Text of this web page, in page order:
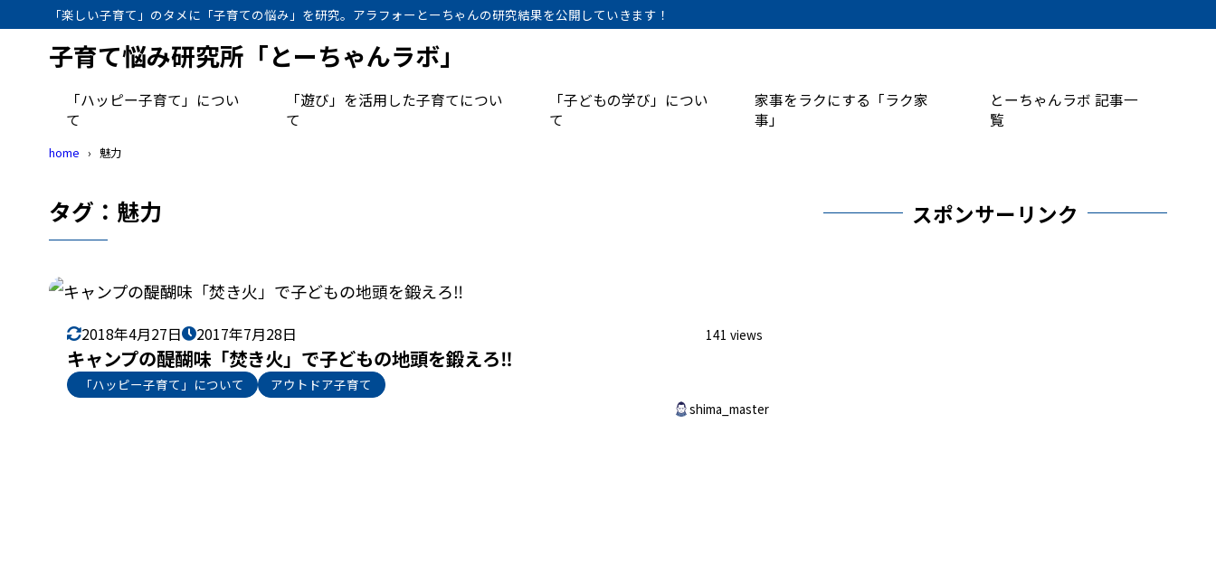
「楽しい子育て」のタメに「子育ての悩み」を研究。アラフォーとーちゃんの研究結果を公開していきます！
子育て悩み研究所「とーちゃんラボ」
「ハッピー子育て」につい
て
「遊び」を活用した子育てについ
て
「子どもの学び」につい
て
家事をラクにする「ラク家
事」
とーちゃんラボ 記事一
覧
home 魅力
タグ：魅力
2018年4月27日 2017年7月28日 141 views
キャンプの醍醐味「焚き火」で子どもの地頭を鍛えろ‼︎
「ハッピー子育て」について
アウトドア子育て
shima_master
スポンサーリンク